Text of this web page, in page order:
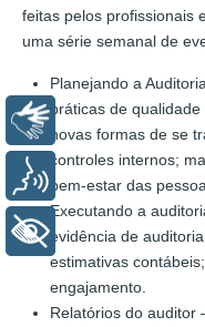
feitas pelos profissionais
uma série semanal de
Planejando a
práticas de
novas formas de se
controles internos;
bem-estar das
Executando a
evidência de
estimativas
engajamento.
Relatórios do auditor
Libras
+ Acessibilidade